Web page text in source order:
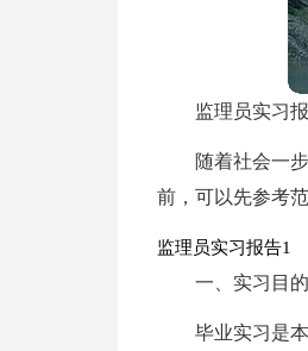
监理员实习
随着社会一
前，可以先参考
监理员实习报告1
一、实习目的
毕业实习是